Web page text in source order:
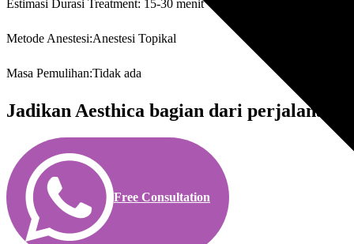
Estimasi Durasi Treatment: 15-30 menit
Metode Anestesi:Anestesi Topikal
Masa Pemulihan:Tidak ada
Jadikan Aesthica bagian dari perjalanan
Free Consultation